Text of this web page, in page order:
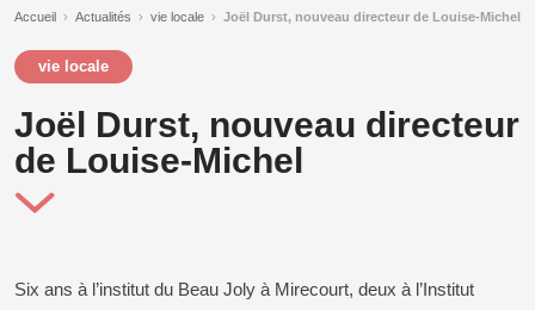
Accueil › Actualités › vie locale › Joël Durst, nouveau directeur de Louise-Michel
vie locale
Joël Durst, nouveau directeur
de Louise-Michel
Six ans à l’institut du Beau Joly à Mirecourt, deux à l’Institut